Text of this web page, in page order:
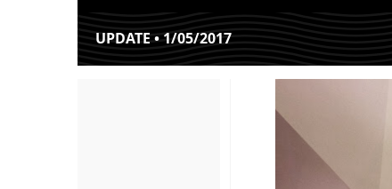
UPDATE • 1/05/2017